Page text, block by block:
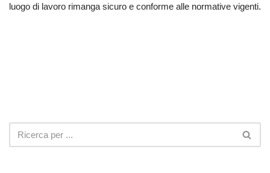
luogo di lavoro rimanga sicuro e conforme alle normative vigenti.